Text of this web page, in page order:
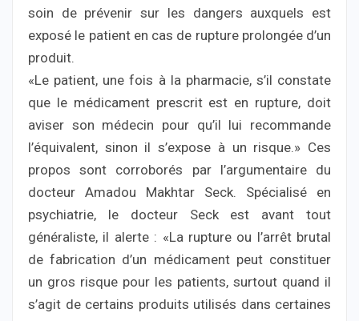
soin de prévenir sur les dangers auxquels est
exposé le patient en cas de rupture prolongée d’un
produit.
«Le patient, une fois à la pharmacie, s’il constate
que le médicament prescrit est en rupture, doit
aviser son médecin pour qu’il lui recommande
l’équivalent, sinon il s’expose à un risque.» Ces
propos sont corroborés par l’argumentaire du
docteur Amadou Makhtar Seck. Spécialisé en
psychiatrie, le docteur Seck est avant tout
généraliste, il alerte : «La rupture ou l’arrêt brutal
de fabrication d’un médicament peut constituer
un gros risque pour les patients, surtout quand il
s’agit de certains produits utilisés dans certaines